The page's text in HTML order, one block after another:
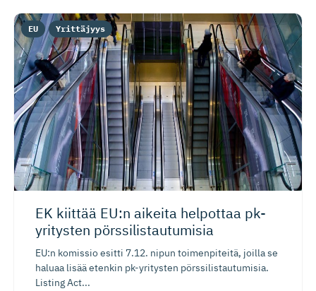
EK kiittää EU:n aikeita helpottaa pk-
yritysten pörssilis­tau­tumisia
EU:n komissio esitti 7.12. nipun toimenpiteitä, joilla se
haluaa lisää etenkin pk-yritysten pörssilistautumisia.
Listing Act...
EU Yrittäjyys